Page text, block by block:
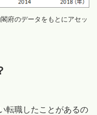
府のデータをもとにアセッ
転職したことがあるの